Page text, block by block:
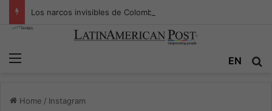
EN
Home / Instagram